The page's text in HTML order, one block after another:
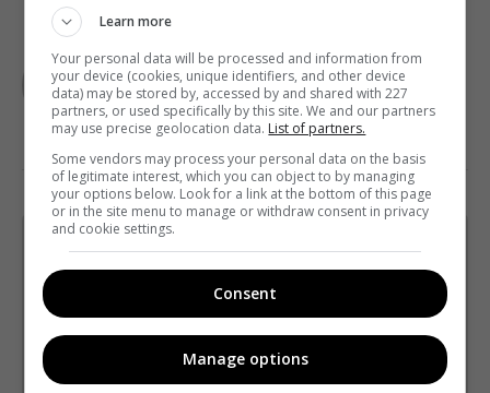
TELEKRITIKA
Щотижневий лист з найцікавішим.
Пишемо з любов'ю
!
Підпишіться ще раз, якщо не отримуєте від нас листи
Learn more
Your personal data will be processed and information from
your device (cookies, unique identifiers, and other device
data) may be stored by, accessed by and shared with 227
partners, or used specifically by this site. We and our partners
may use precise geolocation data. List of partners.
Some vendors may process your personal data on the basis
of legitimate interest, which you can object to by managing
your options below. Look for a link at the bottom of this page
or in the site menu to manage or withdraw consent in privacy
and cookie settings.
Consent
Manage options